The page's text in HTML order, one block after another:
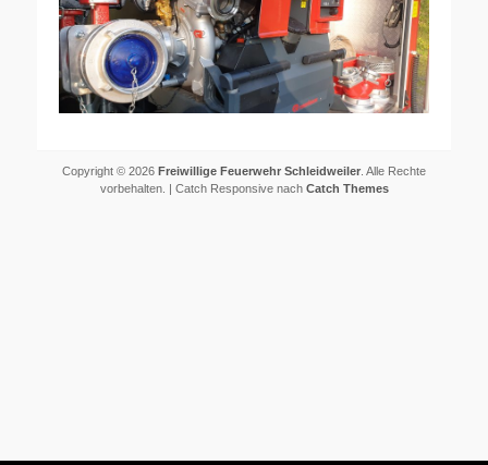
Copyright © 2026 Freiwillige Feuerwehr Schleidweiler . Alle Rechte
vorbehalten. | Catch Responsive nach Catch Themes